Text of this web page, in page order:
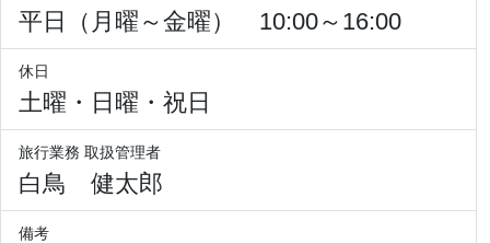
平日（月曜～金曜） 10:00～16:00
休日
土曜・日曜・祝日
旅行業務 取扱管理者
白鳥 健太郎
備考